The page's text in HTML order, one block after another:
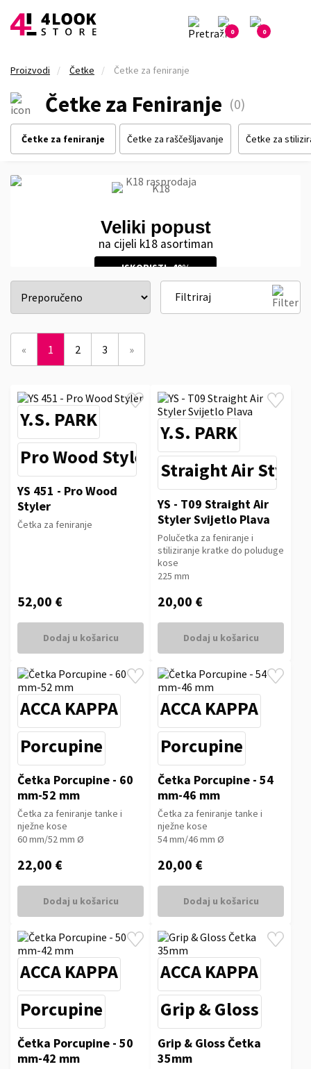
0 0
Proizvodi Četke Četke za feniranje
Četke za Feniranje (0)
Četke za feniranje Četke za raščešljavanje Četke za
Veliki popust
na cijeli k18 asortiman
ISKORISTI -40%
Filtriraj
« 1 2 3 »
Y.S. PARK
Pro Wood Styler
YS 451 - Pro Wood
Styler
Četka za feniranje
52,00 €
Dodaj u košaricu
Y.S. PARK
Straight Air Styler
YS - T09 Straight Air
Styler Svijetlo Plava
Polučetka za feniranje i
stiliziranje kratke do poluduge
kose
225 mm
20,00 €
Dodaj u košaricu
ACCA KAPPA
Porcupine
Četka Porcupine - 60
mm-52 mm
Četka za feniranje tanke i
nježne kose
60 mm/52 mm Ø
22,00 €
Dodaj u košaricu
ACCA KAPPA
Porcupine
Četka Porcupine - 54
mm-46 mm
Četka za feniranje tanke i
nježne kose
54 mm/46 mm Ø
20,00 €
Dodaj u košaricu
ACCA KAPPA
Porcupine
Četka Porcupine - 50
mm-42 mm
ACCA KAPPA
Grip & Gloss
Grip & Gloss Četka
35mm